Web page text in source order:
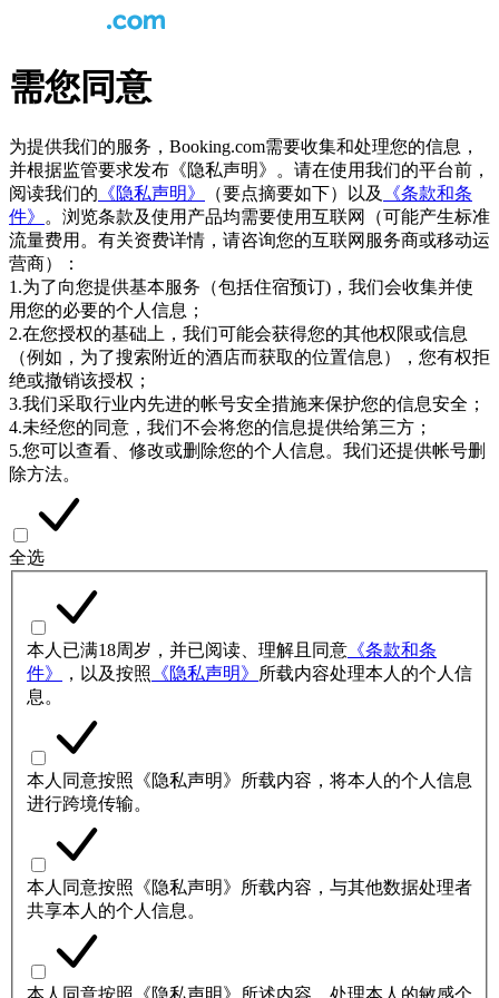
需您同意
为提供我们的服务，Booking.com需要收集和处理您的信息，
并根据监管要求发布《隐私声明》。请在使用我们的平台前，
阅读我们的 《隐私声明》 （要点摘要如下）以及
《条款和条
件》
。浏览条款及使用产品均需要使用互联网（可能产生标准
流量费用。有关资费详情，请咨询您的互联网服务商或移动运
营商）：
1.为了向您提供基本服务（包括住宿预订)，我们会收集并使
用您的必要的个人信息；
2.在您授权的基础上，我们可能会获得您的其他权限或信息
（例如，为了搜索附近的酒店而获取的位置信息），您有权拒
绝或撤销该授权；
3.我们采取行业内先进的帐号安全措施来保护您的信息安全；
4.未经您的同意，我们不会将您的信息提供给第三方；
5.您可以查看、修改或删除您的个人信息。我们还提供帐号删
除方法。
全选
本人已满18周岁，并已阅读、理解且同意 《条款和条
件》
，以及按照 《隐私声明》
所载内容处理本人的个人信
息。
本人同意按照《隐私声明》所载内容，将本人的个人信息
进行跨境传输。
本人同意按照《隐私声明》所载内容，与其他数据处理者
共享本人的个人信息。
本人同意按照《隐私声明》所述内容，处理本人的敏感个